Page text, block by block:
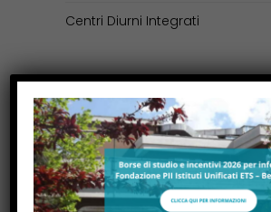
Centri Diurni Integrati
Area Disabili
Comunità Socio Sanitaria (CSS)
Centro Diurno Disabili (CDD)